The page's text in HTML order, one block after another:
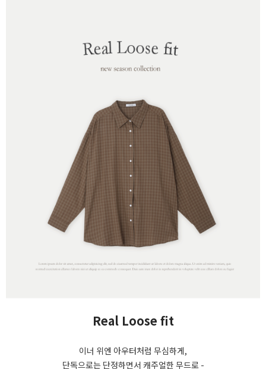
Real Loose fit
이너 위엔 아우터처럼 무심하게,
단독으로는 단정하면서 캐주얼한 무드로 -